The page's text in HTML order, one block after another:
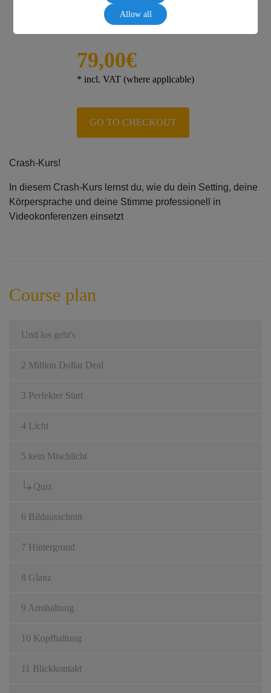
79,00€
* incl. VAT (where applicable)
GO TO CHECKOUT
Crash-Kurs!
In diesem Crash-Kurs lernst du, wie du dein Setting, deine
Körpersprache und deine Stimme professionell in
Videokonferenzen einsetzt
Course plan
Und los geht's
2 Million Dollar Deal
3 Perfekter Start
4 Licht
5 kein Mischlicht
Quiz
6 Bildausschnitt
7 Hintergrund
8 Glanz
9 Armhaltung
10 Kopfhaltung
11 Blickkontakt
Allow all